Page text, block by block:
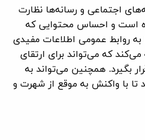
اجتماعی و رسانه‌ها نظارت
است و احساس محتوایی که
روابط عمومی اطلاعات مفیدی
که می‌تواند برای ارتقای
بگیرد. همچنین می‌تواند به
تا با واکنش به موقع از شهرت و